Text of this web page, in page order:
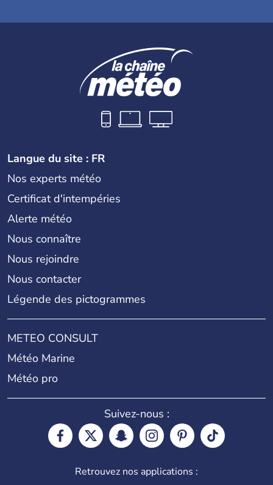
Langue du site : FR
Nos experts météo
Certificat d'intempéries
Alerte météo
Nous connaître
Nous rejoindre
Nous contacter
Légende des pictogrammes
METEO CONSULT
Météo Marine
Météo pro
Suivez-nous :
Retrouvez nos applications :